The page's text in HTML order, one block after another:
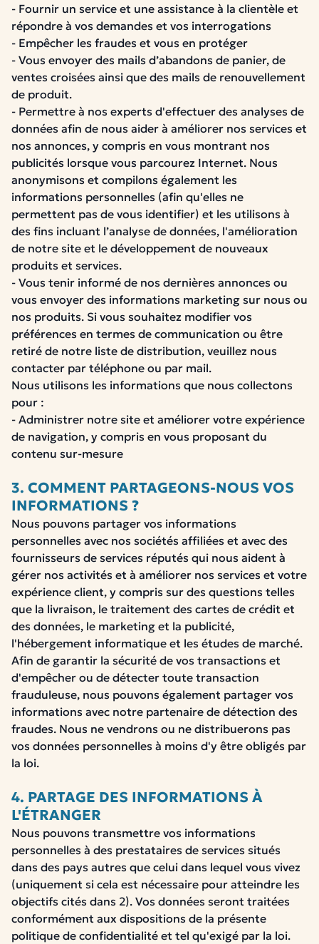
- Fournir un service et une assistance à la clientèle et
répondre à vos demandes et vos interrogations
- Empêcher les fraudes et vous en protéger
- Vous envoyer des mails d’abandons de panier, de
ventes croisées ainsi que des mails de renouvellement
de produit.
- Permettre à nos experts d'effectuer des analyses de
données afin de nous aider à améliorer nos services et
nos annonces, y compris en vous montrant nos
publicités lorsque vous parcourez Internet. Nous
anonymisons et compilons également les
informations personnelles (afin qu'elles ne
permettent pas de vous identifier) et les utilisons à
des fins incluant l’analyse de données, l'amélioration
de notre site et le développement de nouveaux
produits et services.
- Vous tenir informé de nos dernières annonces ou
vous envoyer des informations marketing sur nous ou
nos produits. Si vous souhaitez modifier vos
préférences en termes de communication ou être
retiré de notre liste de distribution, veuillez nous
contacter par téléphone ou par mail.
Nous utilisons les informations que nous collectons
pour :
- Administrer notre site et améliorer votre expérience
de navigation, y compris en vous proposant du
contenu sur-mesure
3. COMMENT PARTAGEONS-NOUS VOS
INFORMATIONS ?
Nous pouvons partager vos informations
personnelles avec nos sociétés affiliées et avec des
fournisseurs de services réputés qui nous aident à
gérer nos activités et à améliorer nos services et votre
expérience client, y compris sur des questions telles
que la livraison, le traitement des cartes de crédit et
des données, le marketing et la publicité,
l'hébergement informatique et les études de marché.
Afin de garantir la sécurité de vos transactions et
d'empêcher ou de détecter toute transaction
frauduleuse, nous pouvons également partager vos
informations avec notre partenaire de détection des
fraudes. Nous ne vendrons ou ne distribuerons pas
vos données personnelles à moins d'y être obligés par
la loi.
4. PARTAGE DES INFORMATIONS À
L'ÉTRANGER
Nous pouvons transmettre vos informations
personnelles à des prestataires de services situés
dans des pays autres que celui dans lequel vous vivez
(uniquement si cela est nécessaire pour atteindre les
objectifs cités dans 2). Vos données seront traitées
conformément aux dispositions de la présente
politique de confidentialité et tel qu'exigé par la loi.